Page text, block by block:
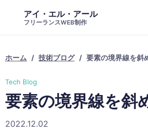
アイ・エル・アール
フリーランスWEB制作
ホーム 技術ブログ 要素の境界線を斜
Tech Blog
要素の境界線を斜
2022.12.02